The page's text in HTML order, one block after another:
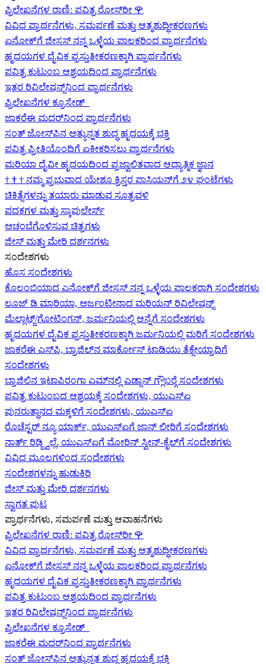
ಪ್ರಿಲೇಖನೆಗಳ ರಾಣಿ: ಪವಿತ್ರ ರೋಸ್‌ರೀ 🌹
ವಿವಿಧ ಪ್ರಾರ್ಥನೆಗಳು, ಸಮರ್ಪಣೆ ಮತ್ತು ಆತ್ಮಶುದ್ಧೀಕರಣಗಳು
ಏನೋಕ್‍ಗೆ ಜೀಸಸ್ ನನ್ನ ಒಳ್ಳೆಯ ಪಾಲಕರಿಂದ ಪ್ರಾರ್ಥನೆಗಳು
ಹೃದಯಗಳ ದೈವಿಕ ಪ್ರಸ್ತುತೀಕರಣಕ್ಕಾಗಿ ಪ್ರಾರ್ಥನೆಗಳು
ಪವಿತ್ರ ಕುಟುಂಬ ಆಶ್ರಯದಿಂದ ಪ್ರಾರ್ಥನೆಗಳು
ಇತರ ರಿವಿಲೇಷನ್ಸ್‌ನಿಂದ ಪ್ರಾರ್ಥನೆಗಳು
ಪ್ರಿಲೇಖನೆಗಳ ಕ್ರೂಸೇಡ್
ಜಾಕರೆಈ ಮದರ್‌ನಿಂದ ಪ್ರಾರ್ಥನೆಗಳು
ಸಂತ್ ಜೋಸ್‌ಫಿನ ಅತ್ಯುನ್ನತ ಶುದ್ಧ ಹೃದಯಕ್ಕೆ ಭಕ್ತಿ
ಪವಿತ್ರ ಪ್ರೀತಿಯೊಂದಿಗೆ ಏಕೀಕರಿಸಲು ಪ್ರಾರ್ಥನೆಗಳು
ಮರಿಯಾ ದೈವೀ ಹೃದಯದಿಂದ ಪ್ರಜ್ವಾಲಿತವಾದ ಆಧ್ಯಾತ್ಮಿಕ ಜ್ಞಾನ
† † † ನಮ್ಮ ಪ್ರಭುವಾದ ಯೇಶೂ ಕ್ರಿಸ್ತರ ಪಾಸಿಯನ್‌ಗೆ ೨೪ ಘಂಟೆಗಳು
ಚಿಕಿತ್ಸೆಗಳನ್ನು ತಯಾರು ಮಾಡುವ ಸೂತ್ರವಳಿ
ಪದಕಗಳ ಮತ್ತು ಸ್ಕಾಪುಲೇರ್ಸ್
ಅಚಂಬೆಗೊಳಿಸುವ ಚಿತ್ರಗಳು
ಜೀಸ್‌ ಮತ್ತು ಮೇರಿ ದರ್ಶನಗಳು
ಸಂದೇಶಗಳು
ಹೊಸ ಸಂದೇಶಗಳು
ಕೊಲಂಬಿಯಾದ ಎನೋಕ್‍ಗೆ ಜೀಸಸ್ ನನ್ನ ಒಳ್ಳೆಯ ಪಾಲಕರಾಗಿ ಸಂದೇಶಗಳು
ಲೂಜ್ ಡಿ ಮಾರಿಯಾ, ಅರ್ಜಂಟೀನಾದ ಮರಿಯನ್ ರಿವಿಲೇಷನ್ಸ್
ಮೆಲ್ಲಾಟ್ಜ್/ಗೋಟಿಂಗನ್, ಜರ್ಮನಿಯಲ್ಲಿ ಆನ್ನೆಗೆ ಸಂದೇಶಗಳು
ಹೃದಯಗಳ ದೈವಿಕ ಪ್ರಸ್ತುತೀಕರಣಕ್ಕಾಗಿ ಜರ್ಮನಿಯಲ್ಲಿ ಮರಿಗೆ ಸಂದೇಶಗಳು
ಜಾಕರೆಈ ಎಸ್‌ಪಿ, ಬ್ರಾಜಿಲ್‌ನ ಮಾರ್ಕೋಸ್ ಟಾಡಿಯು ತೆಕ್ಸೇಯ್ರಾದಿಗೆ
ಸಂದೇಶಗಳು
ಬ್ರಾಜಿಲಿನ ಇಟಾಪಿರಂಗಾ ಎಮ್‌ನಲ್ಲಿ ಎಡ್ಸಾನ್ ಗ್ಲೌಬರ್‍ಗೆ ಸಂದೇಶಗಳು
ಪವಿತ್ರ ಕುಟುಂಬದ ಆಶ್ರಯಕ್ಕೆ ಸಂದೇಶಗಳು, ಯುಎಸ್‌ಏ
ಪುನರುತ್ಥಾನದ ಮಕ್ಕಳಿಗೆ ಸಂದೇಶಗಳು, ಯುಎಸ್‌ಏ
ರೊಚೆಸ್ಟರ್ ನ್ಯೂ ಯಾರ್ಕ್, ಯುಎಸ್‌ಏ‍ಗೆ ಜಾನ್ ಲೀರಿ‍ಗೆ ಸಂದೇಶಗಳು
ನಾರ್ತ್ ರಿಡ್ಜ್ವಿಲ್ಲೆ, ಯುಎಸ್‌ಏ‍ಗೆ ಮೋರಿನ್ ಸ್ವೀನ್-ಕೈಲ್‍ಗೆ ಸಂದೇಶಗಳು
ವಿವಿಧ ಮೂಲಗಳಿಂದ ಸಂದೇಶಗಳು
ಸಂದೇಶಗಳನ್ನು ಹುಡುಕಿರಿ
ಜೀಸ್‌ ಮತ್ತು ಮೇರಿ ದರ್ಶನಗಳು
ಸ್ವಾಗತ ಪುಟ
ಪ್ರಾರ್ಥನೆಗಳು, ಸಮರ್ಪಣೆ ಮತ್ತು ಆವಾಹನೆಗಳು
ಪ್ರಿಲೇಖನೆಗಳ ರಾಣಿ: ಪವಿತ್ರ ರೋಸ್‌ರೀ 🌹
ವಿವಿಧ ಪ್ರಾರ್ಥನೆಗಳು, ಸಮರ್ಪಣೆ ಮತ್ತು ಆತ್ಮಶುದ್ಧೀಕರಣಗಳು
ಏನೋಕ್‍ಗೆ ಜೀಸಸ್ ನನ್ನ ಒಳ್ಳೆಯ ಪಾಲಕರಿಂದ ಪ್ರಾರ್ಥನೆಗಳು
ಹೃದಯಗಳ ದೈವಿಕ ಪ್ರಸ್ತುತೀಕರಣಕ್ಕಾಗಿ ಪ್ರಾರ್ಥನೆಗಳು
ಪವಿತ್ರ ಕುಟುಂಬ ಆಶ್ರಯದಿಂದ ಪ್ರಾರ್ಥನೆಗಳು
ಇತರ ರಿವಿಲೇಷನ್ಸ್‌ನಿಂದ ಪ್ರಾರ್ಥನೆಗಳು
ಪ್ರಿಲೇಖನೆಗಳ ಕ್ರೂಸೇಡ್
ಜಾಕರೆಈ ಮದರ್‌ನಿಂದ ಪ್ರಾರ್ಥನೆಗಳು
ಸಂತ್ ಜೋಸ್‌ಫಿನ ಅತ್ಯುನ್ನತ ಶುದ್ಧ ಹೃದಯಕ್ಕೆ ಭಕ್ತಿ